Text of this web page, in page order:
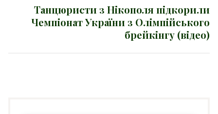
Танцюристи з Нікополя підкорили
Чемпіонат України з Олімпійського
брейкінгу (відео)